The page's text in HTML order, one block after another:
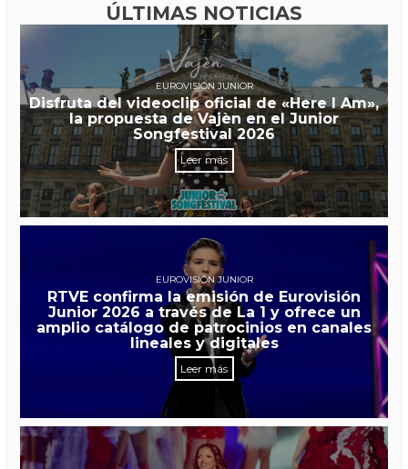
ÚLTIMAS NOTICIAS
EUROVISIÓN JUNIOR
Disfruta del videoclip oficial de «Here I Am»,
la propuesta de Vajèn en el Junior
Songfestival 2026
Leer más
EUROVISIÓN JUNIOR
RTVE confirma la emisión de Eurovisión
Junior 2026 a través de La 1 y ofrece un
amplio catálogo de patrocinios en canales
lineales y digitales
Leer más